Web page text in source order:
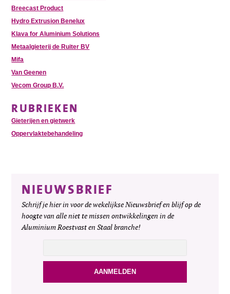
Breecast Product
Hydro Extrusion Benelux
Klava for Aluminium Solutions
Metaalgieterij de Ruiter BV
Mifa
Van Geenen
Vecom Group B.V.
RUBRIEKEN
Gieterijen en gietwerk
Oppervlaktebehandeling
NIEUWSBRIEF
Schrijf je hier in voor de wekelijkse Nieuwsbrief en blijf op de
hoogte van alle niet te missen ontwikkelingen in de
Aluminium Roestvast en Staal branche!